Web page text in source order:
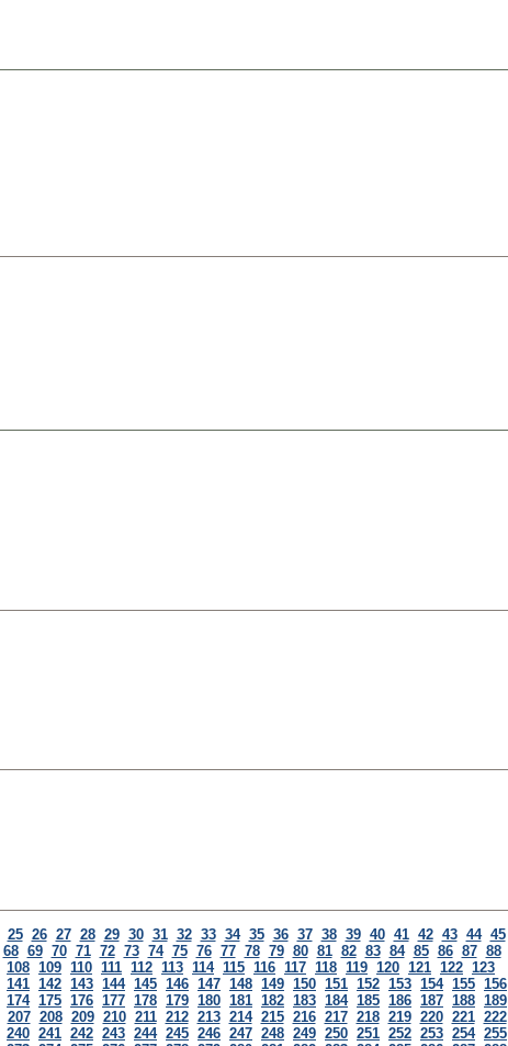
25 26 27 28 29 30 31 32 33 34 35 36 37 38 39 40 41 42 43 44 45
68 69 70 71 72 73 74 75 76 77 78 79 80 81 82 83 84 85 86 87 88
108 109 110 111 112 113 114 115 116 117 118 119 120 121 122 123
141 142 143 144 145 146 147 148 149 150 151 152 153 154 155 156
174 175 176 177 178 179 180 181 182 183 184 185 186 187 188 189
207 208 209 210 211 212 213 214 215 216 217 218 219 220 221 222
240 241 242 243 244 245 246 247 248 249 250 251 252 253 254 255